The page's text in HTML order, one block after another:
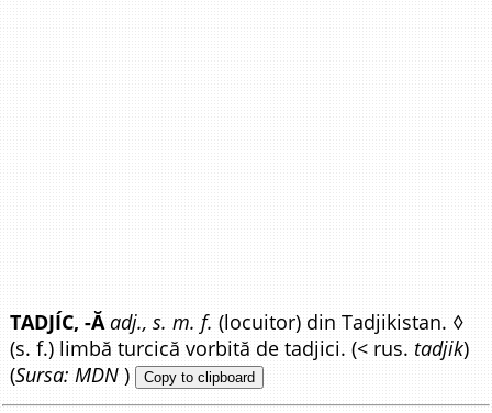
TADJÍC, -Ă adj., s. m. f. (locuitor) din Tadjikistan. ◊
(s. f.) limbă turcică vorbită de tadjici. (< rus. tadjik)
(Sursa: MDN ) Copy to clipboard